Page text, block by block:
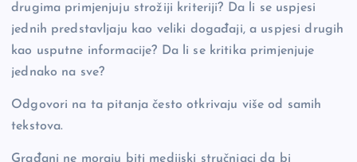
drugima primjenjuju strožiji kriteriji? Da li se uspjesi
jednih predstavljaju kao veliki događaji, a uspjesi drugih
kao usputne informacije? Da li se kritika primjenjuje
jednako na sve?
Odgovori na ta pitanja često otkrivaju više od samih
tekstova.
Građani ne moraju biti medijski stručnjaci da bi